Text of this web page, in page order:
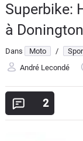
Essais
Equipement
Forum
Superbike:
à Donington
Dans Moto /
André Lecondé
2